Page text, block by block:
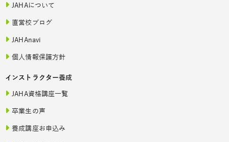
JAHAについて
直営校ブログ
JAHAnavi
個人情報保護方針
インストラクター養成
JAHA資格講座一覧
卒業生の声
養成講座お申込み